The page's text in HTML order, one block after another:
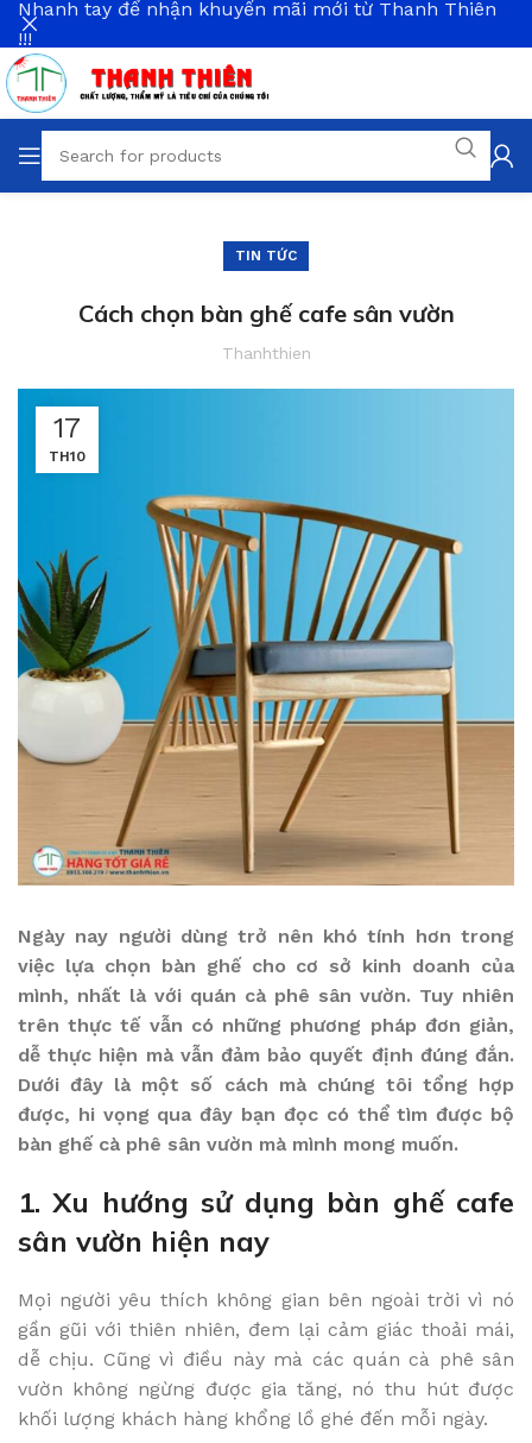
TIN TỨC
Cách chọn bàn ghế cafe sân vườn
Thanhthien
17
TH10
Ngày nay người dùng trở nên khó tính hơn trong
việc lựa chọn bàn ghế cho cơ sở kinh doanh của
mình, nhất là với quán cà phê sân vườn. Tuy nhiên
trên thực tế vẫn có những phương pháp đơn giản,
dễ thực hiện mà vẫn đảm bảo quyết định đúng đắn.
Dưới đây là một số cách mà chúng tôi tổng hợp
được, hi vọng qua đây bạn đọc có thể tìm được bộ
bàn ghế cà phê sân vườn mà mình mong muốn.
1. Xu hướng sử dụng bàn ghế cafe
sân vườn hiện nay
Mọi người yêu thích không gian bên ngoài trời vì nó
gần gũi với thiên nhiên, đem lại cảm giác thoải mái,
dễ chịu. Cũng vì điều này mà các quán cà phê sân
vườn không ngừng được gia tăng, nó thu hút được
khối lượng khách hàng khổng lồ ghé đến mỗi ngày.
Nhanh tay để nhận khuyến mãi mới từ Thanh Thiên
!!!